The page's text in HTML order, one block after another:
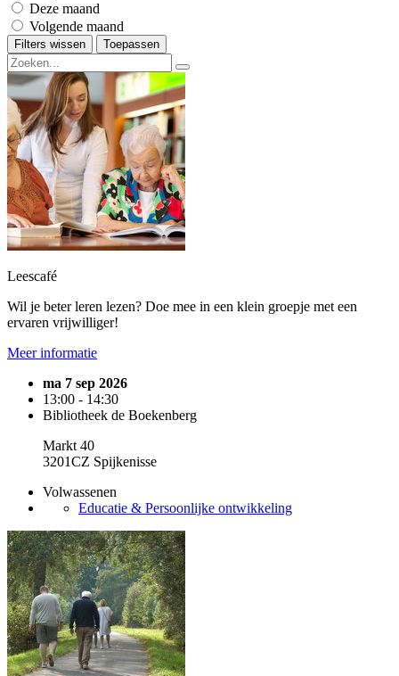
Deze maand
Volgende maand
Filters wissen Toepassen
Leescafé
Wil je beter leren lezen? Doe mee in een klein groepje met een
ervaren vrijwilliger!
Meer informatie
ma 7 sep 2026
13:00 - 14:30
Bibliotheek de Boekenberg
Markt 40
3201CZ Spijkenisse
Volwassenen
Educatie & Persoonlijke ontwikkeling